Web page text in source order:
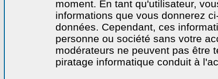
moment. En tant qu'utilisateur,
informations que vous donnerez
données. Cependant, ces
personne ou société sans votre
modérateurs ne peuvent pas être
piratage informatique conduit à